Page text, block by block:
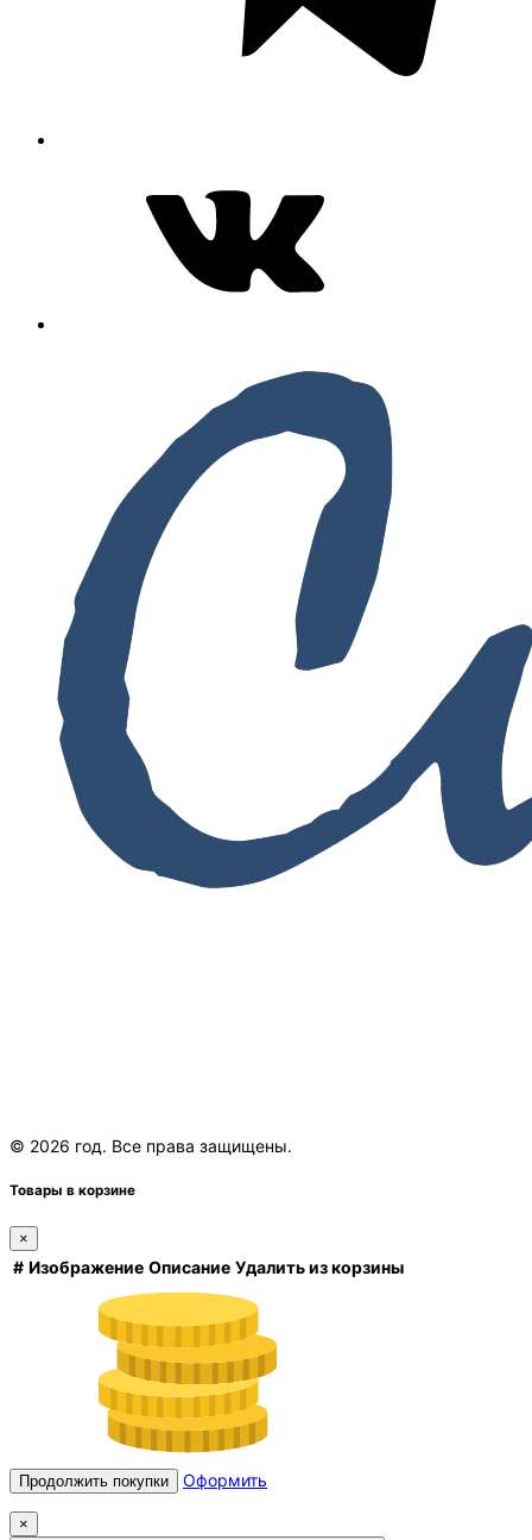
© 2026 год. Все права защищены.
Товары в корзине
×
# Изображение Описание Удалить из корзины
Продолжить покупки Оформить
×